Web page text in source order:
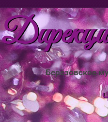
Берёзовское